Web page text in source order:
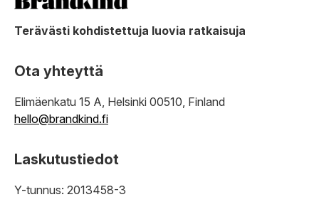
Terävästi kohdistettuja luovia ratkaisuja
Ota yhteyttä
Elimäenkatu 15 A, Helsinki 00510, Finland
hello@brandkind.fi
Laskutustiedot
Y-tunnus: 2013458-3